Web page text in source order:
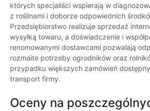
których specjaliści wspierają w
z roślinami i doborze odpowiednich
Przedsiębiorstwo realizuje sprzedaż
wysyłką towaru, a doświadczenie i
renomowanymi dostawcami pozwalają
rozmaite potrzeby ogrodników oraz
przypadku większych zamówień dostępny
transport firmy.
Oceny na